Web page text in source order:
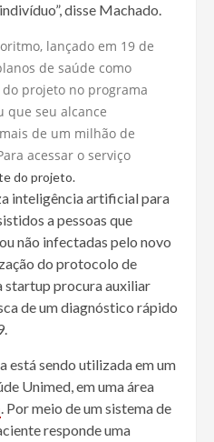
disse Machado.
lançado em 19 de
de saúde como
projeto no programa
que seu alcance
de um milhão de
acessar o serviço
do projeto.
inteligência artificial para
a pessoas que
não infectadas pelo novo
do protocolo de
startup procura auxiliar
de um diagnóstico rápido
está sendo utilizada em um
Unimed, em uma área
. Por meio de um sistema de
responde uma